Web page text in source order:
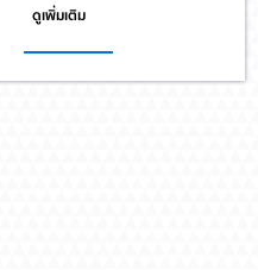
ดูเพิ่มเติม